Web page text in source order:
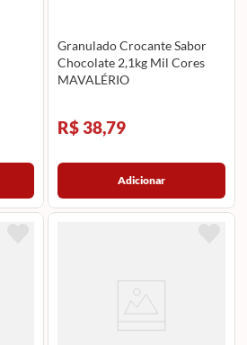
Granulado Crocante Sabor
Chocolate 2,1kg Mil Cores
MAVALÉRIO
R$ 38,79
Adicionar